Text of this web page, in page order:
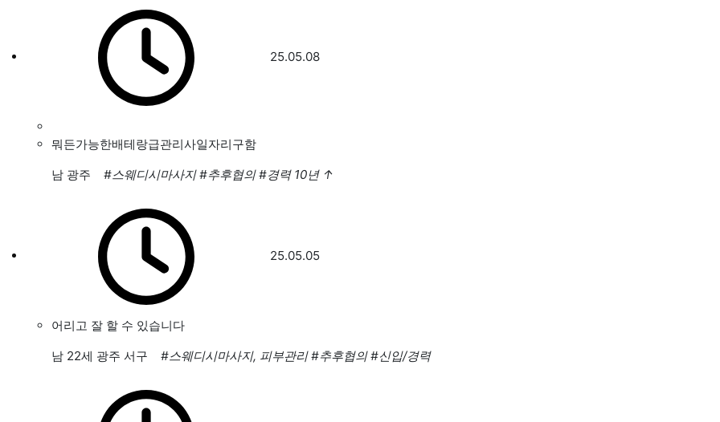
25.05.08
뭐든가능한배테랑급관리사일자리구함
남 광주 #스웨디시마사지 #추후협의 #경력 10년 ↑
25.05.05
어리고 잘 할 수 있습니다
남 22세 광주 서구 #스웨디시마사지, 피부관리 #추후협의 #신입/경력